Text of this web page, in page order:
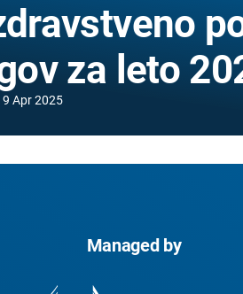
za leto
Apr 2025
Managed by